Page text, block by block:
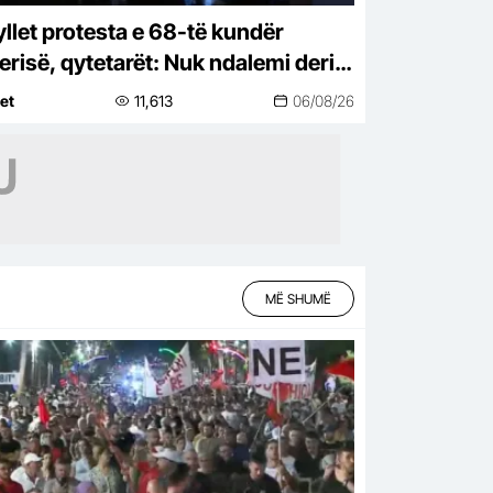
protesta e 68-të kundër
qytetarët: Nuk ndalemi deri
e Ramës
11,613 06/08/26
MË SHUMË